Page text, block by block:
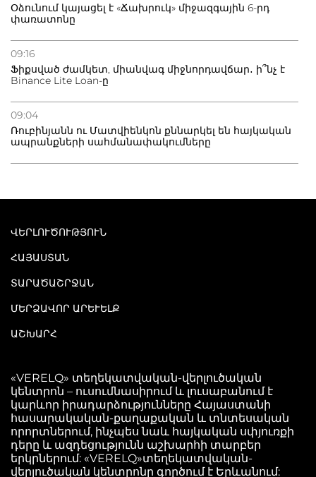
Օձունում կայացել է «Ճախրուկ» միջազգային 6-րդ
փառատոնը
09:16
Ֆիքսված ժամկետ, միանվագ միջնորդավճար․ ի՞նչ է
Binance Lite Loan-ը
09:04
Ռուբինյանն ու Մատվիենկոն քննարկել են հայկական
ապրանքների սահմանափակումները
ՎԵՐԼՈՒԾՈՒԹՅՈՒՆ
ՀԱՅԱՍՏԱՆ
ՏԱՐԱԾԱՇՐՋԱՆ
ՄԵՐՁԱՎՈՐ ԱՐԵՒԵԼՔ
ԱՇԽԱՐՀ
«VERELQ» տեղեկատվական-վերլուծական
կենտրոն – ուսումնասիրում և լուսաբանում է
կարևոր իրադարձությունները Հայաստանի
հասարակական-քաղաքական և տնտեսական
որորտներում, ինչպես նաև հայկական սփյուռքի
դերը և ազդեցությունն աշխարհի տարբեր
երկրներում: «VERELQ»տեղեկատվական-
վերլուծական կենտրոնը գործում է Երևանում: